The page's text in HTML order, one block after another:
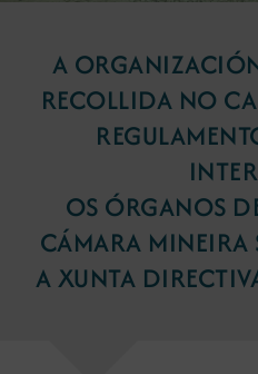
Novas
Portal de emprego
Contacto
A
RECOLLIDA NO
OS ÓRGANOS
CÁMARA MINEIRA
A XUNTA